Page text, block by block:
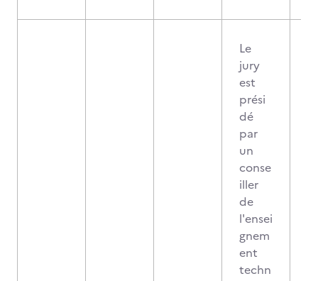
Le
jury
est
prési
dé
par
un
conse
iller
de
l'ensei
gnem
ent
techn